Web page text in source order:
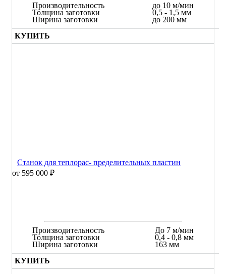
Производительность
Толщина заготовки
Ширина заготовки
до 10 м/мин
0,5 - 1,5 мм
до 200 мм
КУПИТЬ
Станок для теплорас- пределительных пластин
от 595 000 ₽
Производительность
Толщина заготовки
Ширина заготовки
До 7 м/мин
0,4 - 0,8 мм
163 мм
КУПИТЬ